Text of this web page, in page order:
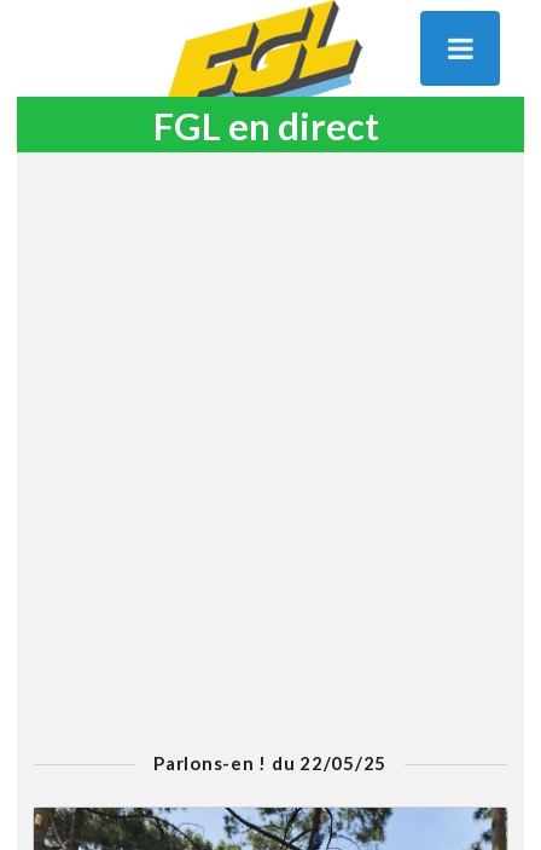
FGL en direct
Parlons-en ! du 22/05/25